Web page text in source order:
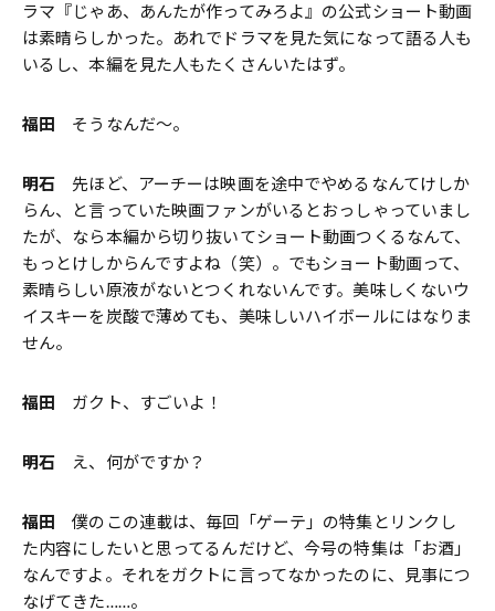
ラマ『じゃあ、あんたが作ってみろよ』の公式ショート動画
は素晴らしかった。あれでドラマを見た気になって語る人も
いるし、本編を見た人もたくさんいたはず。
福田 そうなんだ〜。
明石 先ほど、アーチーは映画を途中でやめるなんてけしか
らん、と言っていた映画ファンがいるとおっしゃっていまし
たが、なら本編から切り抜いてショート動画つくるなんて、
もっとけしからんですよね（笑）。でもショート動画って、
素晴らしい原液がないとつくれないんです。美味しくないウ
イスキーを炭酸で薄めても、美味しいハイボールにはなりま
せん。
福田 ガクト、すごいよ！
明石 え、何がですか？
福田
僕のこの連載は、毎回「ゲーテ」の特集とリンクし
た内容にしたいと思ってるんだけど、今号の特集は「お酒」
なんですよ。それをガクトに言ってなかったのに、見事につ
なげてきた……。